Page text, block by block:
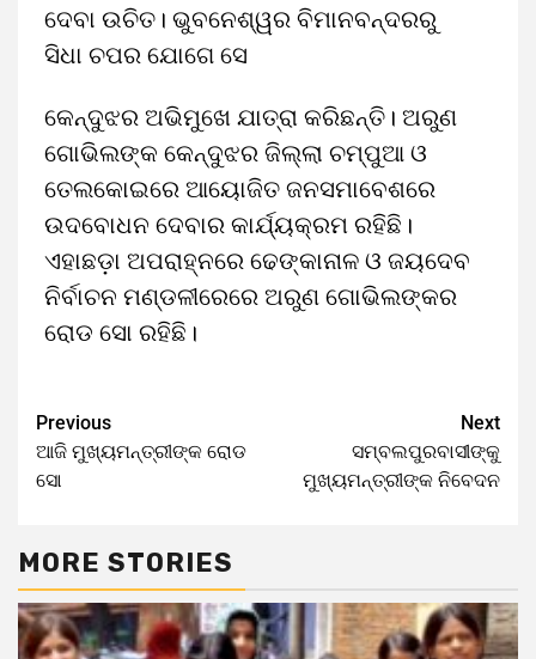
ଦେବା ଉଚିତ। ଭୁବନେଶ୍ୱର ବିମାନବନ୍ଦରରୁ
ସିଧା ଚପର ଯୋଗେ ସେ
କେନ୍ଦୁଝର ଅଭିମୁଖେ ଯାତ୍ରା କରିଛନ୍ତି। ଅରୁଣ
ଗୋଭିଲଙ୍କ କେନ୍ଦୁଝର ଜିଲ୍ଲା ଚମ୍ପୁଆ ଓ
ତେଲକୋଇରେ ଆୟୋଜିତ ଜନସମାବେଶରେ
ଉଦବୋଧନ ଦେବାର କାର୍ଯ୍ୟକ୍ରମ ରହିଛି।
ଏହାଛଡ଼ା ଅପରାହ୍ନରେ ଢେଙ୍କାନାଳ ଓ ଜୟଦେବ
ନିର୍ବାଚନ ମଣ୍ଡଳୀରେରେ ଅରୁଣ ଗୋଭିଲଙ୍କର
ରୋଡ ସୋ ରହିଛି।
Previous
ଆଜି ମୁଖ୍ୟମନ୍ତ୍ରୀଙ୍କ ରୋଡ
ସୋ
Next
ସମ୍ବଲପୁରବାସୀଙ୍କୁ
ମୁଖ୍ୟମନ୍ତ୍ରୀଙ୍କ ନିବେଦନ
MORE STORIES